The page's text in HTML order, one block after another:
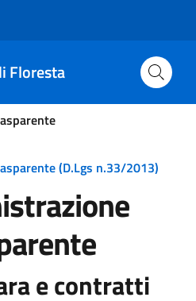
Floresta
(D.Lgs n.33/2013)
e contratti